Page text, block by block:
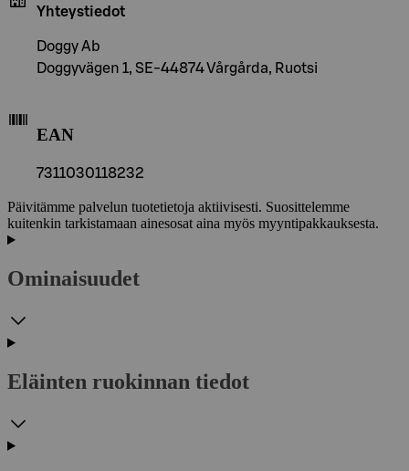
Yhteystiedot
Doggy Ab
Doggyvägen 1, SE-44874 Vårgårda, Ruotsi
EAN
7311030118232
Päivitämme palvelun tuotetietoja aktiivisesti. Suosittelemme
kuitenkin tarkistamaan ainesosat aina myös myyntipakkauksesta.
Ominaisuudet
Eläinten ruokinnan tiedot